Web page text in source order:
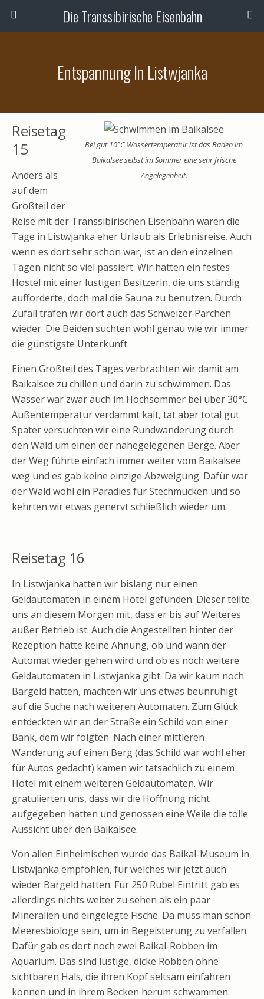
Die Transsibirische Eisenbahn
Entspannung In Listwjanka
Bei gut 10°C Wassertemperatur ist das Baden im
Baikalsee selbst im Sommer eine sehr frische
Angelegenheit.
Reisetag
15
Anders als
auf dem
Großteil der
Reise mit der Transsibirischen Eisenbahn waren die
Tage in Listwjanka eher Urlaub als Erlebnisreise. Auch
wenn es dort sehr schön war, ist an den einzelnen
Tagen nicht so viel passiert. Wir hatten ein festes
Hostel mit einer lustigen Besitzerin, die uns ständig
aufforderte, doch mal die Sauna zu benutzen. Durch
Zufall trafen wir dort auch das Schweizer Pärchen
wieder. Die Beiden suchten wohl genau wie wir immer
die günstigste Unterkunft.
Einen Großteil des Tages verbrachten wir damit am
Baikalsee zu chillen und darin zu schwimmen. Das
Wasser war zwar auch im Hochsommer bei über 30°C
Außentemperatur verdammt kalt, tat aber total gut.
Später versuchten wir eine Rundwanderung durch
den Wald um einen der nahegelegenen Berge. Aber
der Weg führte einfach immer weiter vom Baikalsee
weg und es gab keine einzige Abzweigung. Dafür war
der Wald wohl ein Paradies für Stechmücken und so
kehrten wir etwas genervt schließlich wieder um.
Reisetag 16
In Listwjanka hatten wir bislang nur einen
Geldautomaten in einem Hotel gefunden. Dieser teilte
uns an diesem Morgen mit, dass er bis auf Weiteres
außer Betrieb ist. Auch die Angestellten hinter der
Rezeption hatte keine Ahnung, ob und wann der
Automat wieder gehen wird und ob es noch weitere
Geldautomaten in Listwjanka gibt. Da wir kaum noch
Bargeld hatten, machten wir uns etwas beunruhigt
auf die Suche nach weiteren Automaten. Zum Glück
entdeckten wir an der Straße ein Schild von einer
Bank, dem wir folgten. Nach einer mittleren
Wanderung auf einen Berg (das Schild war wohl eher
für Autos gedacht) kamen wir tatsächlich zu einem
Hotel mit einem weiteren Geldautomaten. Wir
gratulierten uns, dass wir die Hoffnung nicht
aufgegeben hatten und genossen eine Weile die tolle
Aussicht über den Baikalsee.
Von allen Einheimischen wurde das Baikal-Museum in
Listwjanka empfohlen, für welches wir jetzt auch
wieder Bargeld hatten. Für 250 Rubel Eintritt gab es
allerdings nichts weiter zu sehen als ein paar
Mineralien und eingelegte Fische. Da muss man schon
Meeresbiologe sein, um in Begeisterung zu verfallen.
Dafür gab es dort noch zwei Baikal-Robben im
Aquarium. Das sind lustige, dicke Robben ohne
sichtbaren Hals, die ihren Kopf seltsam einfahren
können und in ihrem Becken herum schwammen.